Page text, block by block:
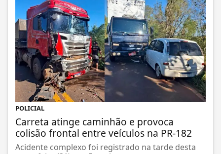
POLICIAL
Carreta atinge caminhão e provoca
colisão frontal entre veículos na PR-182
Acidente complexo foi registrado na tarde desta